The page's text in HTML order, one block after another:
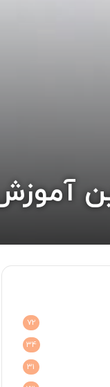
72
34
31